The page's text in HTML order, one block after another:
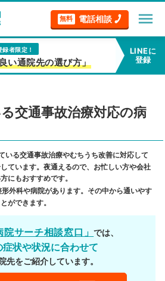
無料 電話相談 menu
者限定！
い通院先の選び方」
LINEに
登録
交通事故治療対応の病
いる交通事故治療やむちうち改善に対応して
ています。夜通えるので、お忙しい方や会社
にもおすすめです。
形外科や病院があります。その中から通いやす
ができます。
院サーチ相談窓口」では、
症状や状況に合わせて
先をご紹介しています。